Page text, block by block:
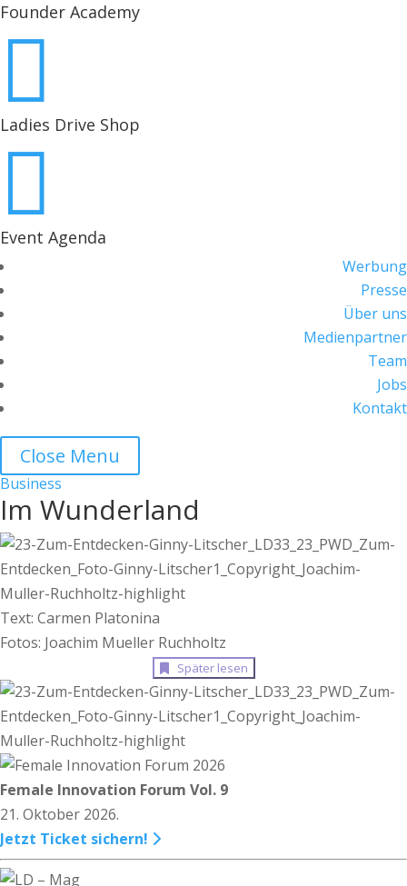
Founder Academy

Ladies Drive Shop

Event Agenda
Werbung
Presse
Über uns
Medienpartner
Team
Jobs
Kontakt
Close Menu
Business
Im Wunderland
Text: Carmen Platonina
Fotos: Joachim Mueller Ruchholtz
Später lesen
Female Innovation Forum Vol. 9
21. Oktober 2026.
Jetzt Ticket sichern!